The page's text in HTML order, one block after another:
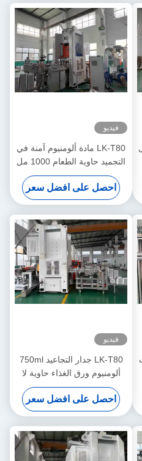
فيديو
LK-T80 مادة ألومنيوم آمنة في
التجميد حاوية الطعام 1000 مل
آلة صنع صديقة للبيئة
احصل على افضل سعر
فيديو
LK-T80 جدار التجاعيد 750ml
ألومنيوم ورق الغذاء حاوية لا
تفتقر إلى اللون صنع آلة
احصل على افضل سعر